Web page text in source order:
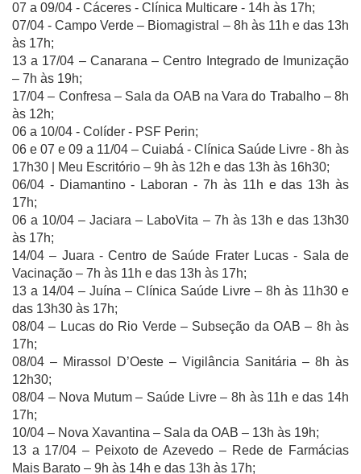
07 a 09/04 - Cáceres - Clínica Multicare - 14h às 17h;
07/04 - Campo Verde – Biomagistral – 8h às 11h e das 13h
às 17h;
13 a 17/04 – Canarana – Centro Integrado de Imunização
– 7h às 19h;
17/04 – Confresa – Sala da OAB na Vara do Trabalho – 8h
às 12h;
06 a 10/04 - Colíder - PSF Perin;
06 e 07 e 09 a 11/04 – Cuiabá - Clínica Saúde Livre - 8h às
17h30 | Meu Escritório – 9h às 12h e das 13h às 16h30;
06/04 - Diamantino - Laboran - 7h às 11h e das 13h às
17h;
06 a 10/04 – Jaciara – LaboVita – 7h às 13h e das 13h30
às 17h;
14/04 – Juara - Centro de Saúde Frater Lucas - Sala de
Vacinação – 7h às 11h e das 13h às 17h;
13 a 14/04 – Juína – Clínica Saúde Livre – 8h às 11h30 e
das 13h30 às 17h;
08/04 – Lucas do Rio Verde – Subseção da OAB – 8h às
17h;
08/04 – Mirassol D’Oeste – Vigilância Sanitária – 8h às
12h30;
08/04 – Nova Mutum – Saúde Livre – 8h às 11h e das 14h
17h;
10/04 – Nova Xavantina – Sala da OAB – 13h às 19h;
13 a 17/04 – Peixoto de Azevedo – Rede de Farmácias
Mais Barato – 9h às 14h e das 13h às 17h;